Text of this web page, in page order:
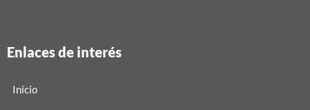
Enlaces de interés
Inicio